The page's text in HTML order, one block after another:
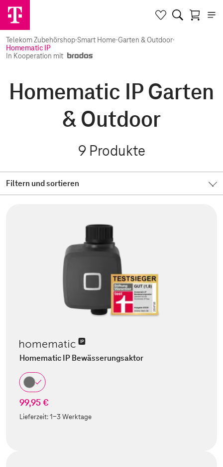
Telekom Zubehörshop·Smart Home·Garten & Outdoor·
Homematic IP
In Kooperation mit
Homematic IP Garten
& Outdoor
9 Produkte
Filtern und sortieren
Homematic IP Bewässerungsaktor
99,95 €
Lieferzeit:1-3 Werktage